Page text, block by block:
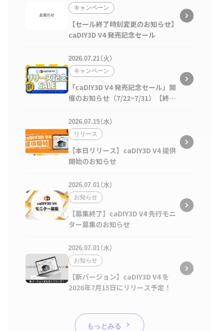
キャンペーン
【セール終了時刻変更のお知らせ】
caDIY3D V4 発売記念セール
2026.07.21（火）
キャンペーン
「caDIY3D V4 発売記念セール」開
催のお知らせ（7/22~7/31）【終了
2026.07.15（水）
リリース
【本日リリース】caDIY3D V4 提供
開始のお知らせ
2026.07.01（水）
お知らせ
【募集終了】caDIY3D V4 先行モニ
ター募集のお知らせ
2026.07.01（水）
お知らせ
【新バージョン】caDIY3D V4 を
2026年7月15日にリリース予定！
もっとみる